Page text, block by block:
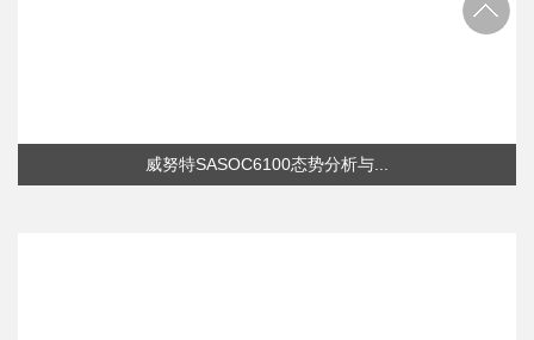
威努特SASOC6100态势分析与...